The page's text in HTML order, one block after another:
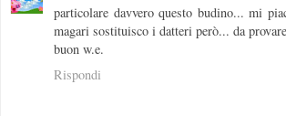
particolare davvero questo budino... mi
magari sostituisco i datteri però... da
buon w.e.
Rispondi